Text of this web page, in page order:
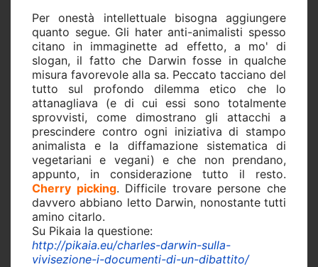
Per onestà intellettuale bisogna aggiungere
quanto segue. Gli hater anti-animalisti spesso
citano in immaginette ad effetto, a mo' di
slogan, il fatto che Darwin fosse in qualche
misura favorevole alla sa. Peccato tacciano del
tutto sul profondo dilemma etico che lo
attanagliava (e di cui essi sono totalmente
sprovvisti, come dimostrano gli attacchi a
prescindere contro ogni iniziativa di stampo
animalista e la diffamazione sistematica di
vegetariani e vegani) e che non prendano,
appunto, in considerazione tutto il resto.
Cherry picking. Difficile trovare persone che
davvero abbiano letto Darwin, nonostante tutti
amino citarlo.
Su Pikaia la questione:
http://pikaia.eu/charles-darwin-sulla-
vivisezione-i-documenti-di-un-dibattito/